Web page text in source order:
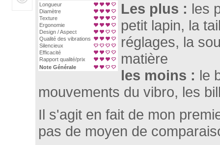
Longueur
Diamètre
Texture
Ergonomie
Design / Aspect
Qualité des vibrations
Silencieux
Efficacité
Rapport qualité/prix
Note Générale
Les plus : les
petit lapin, la
réglages, la
matière
les moins : le
mouvements du vibro, les
Il s'agit en fait de mon
pas de moyen de